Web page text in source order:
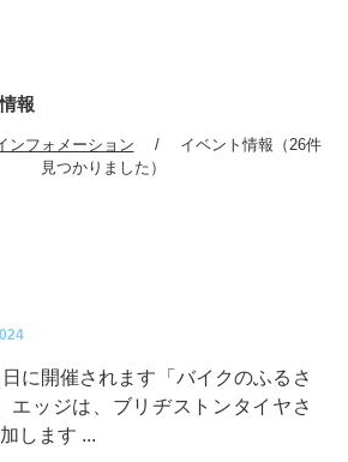
報
ンフォメーション
イベント情報（26件
見つかりました）
に開催されます「バイクのふるさ
エッジは、ブリヂストンタイヤさ
します ...